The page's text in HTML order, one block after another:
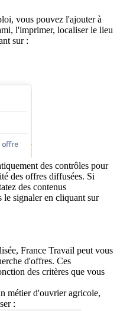
vous pouvez l'ajouter à
l'imprimer, localiser le lieu
sur :
des contrôles pour
des offres diffusées. Si
des contenus
le signaler en cliquant sur
France Travail peut vous
d'offres. Ces
des critères que vous
métier d'ouvrier agricole,
: